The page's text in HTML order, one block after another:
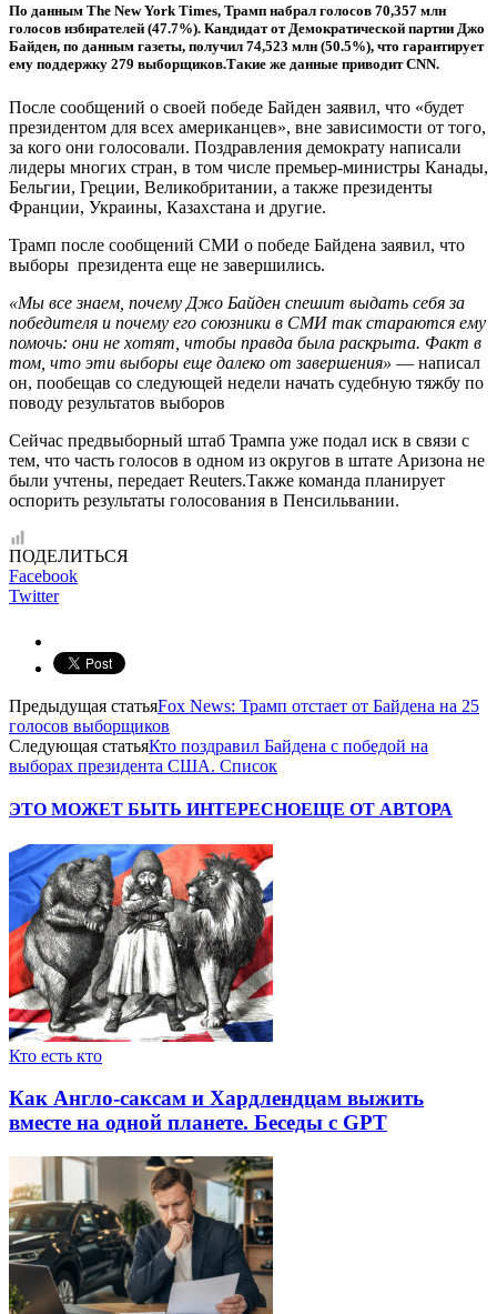
По данным The New York Times, Трамп набрал голосов 70,357 млн
голосов избирателей (47.7%). Кандидат от Демократической партии Джо
Байден, по данным газеты, получил 74,523 млн (50.5%), что гарантирует
ему поддержку 279 выборщиков.Такие же данные приводит CNN.
После сообщений о своей победе Байден заявил, что «будет
президентом для всех американцев», вне зависимости от того,
за кого они голосовали. Поздравления демократу написали
лидеры многих стран, в том числе премьер-министры Канады,
Бельгии, Греции, Великобритании, а также президенты
Франции, Украины, Казахстана и другие.
Трамп после сообщений СМИ о победе Байдена заявил, что
выборы президента еще не завершились.
«Мы все знаем, почему Джо Байден спешит выдать себя за
победителя и почему его союзники в СМИ так стараются ему
помочь: они не хотят, чтобы правда была раскрыта. Факт в
том, что эти выборы еще далеко от завершения» — написал
он, пообещав со следующей недели начать судебную тяжбу по
поводу результатов выборов
Сейчас предвыборный штаб Трампа уже подал иск в связи с
тем, что часть голосов в одном из округов в штате Аризона не
были учтены, передает Reuters.Также команда планирует
оспорить результаты голосования в Пенсильвании.
ПОДЕЛИТЬСЯ
Facebook
Twitter
Предыдущая статьяFox News: Трамп отстает от Байдена на 25
голосов выборщиков
Следующая статьяКто поздравил Байдена с победой на
выборах президента США. Список
ЭТО МОЖЕТ БЫТЬ ИНТЕРЕСНОЕЩЕ ОТ АВТОРА
Кто есть кто
Как Англо-саксам и Хардлендцам выжить
вместе на одной планете. Беседы с GPT